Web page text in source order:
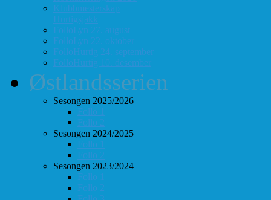
Klubbmesterskap
Hurtigsjakk
FolloLyn 27. august
FolloLyn 22. oktober
FolloHurtig 24. september
FolloHurtig 10. desember
Østlandsserien
Sesongen 2025/2026
Follo 1
Follo 2
Sesongen 2024/2025
Follo 1
Follo 2
Sesongen 2023/2024
Follo 1
Follo 2